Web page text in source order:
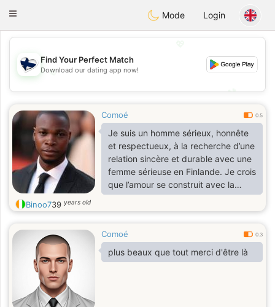
SuomenTreffit
Toggle
Mode Login
💖
💕
Find Your Perfect Match
Download our dating app now!
Comoé 0.5
Je suis un homme sérieux, honnête
et respectueux, à la recherche d’une
relation sincère et durable avec une
femme sérieuse en Finlande. Je crois
que l’amour se construit avec la
confiance, la fidélité, la
communication et le respect
attentionnée et travailleuse. J’aime
découvrir de nouvelles cultures,
discuter, rire et partager de beaux
Binoo739 years old
Comoé 0.3
plus beaux que tout merci d'être là